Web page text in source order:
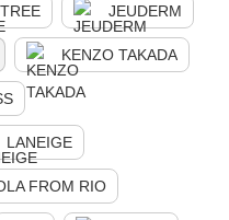
JEUDERM
KENZO TAKADA
LANEIGE
FROM RIO